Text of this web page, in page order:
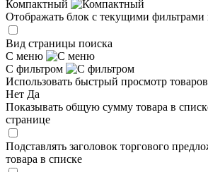
Компактный
Отображать блок с текущими фильтрами
Вид страницы поиска
С меню
С фильтром
Использовать быстрый просмотр товаров
Нет Да
Показывать общую сумму товара в
странице
Подставлять заголовок торгового
товара в списке